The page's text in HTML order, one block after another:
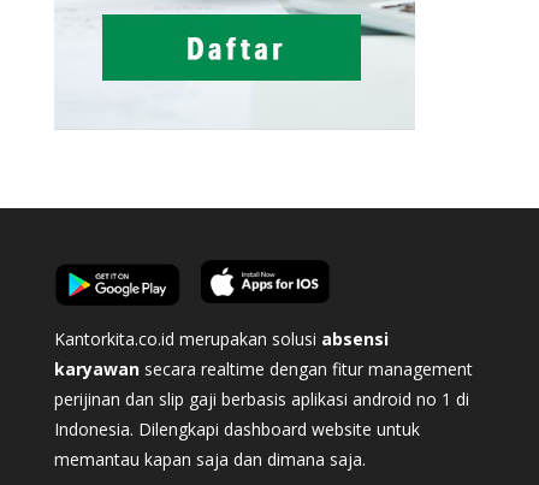
Kantorkita.co.id merupakan solusi absensi
karyawan secara realtime dengan fitur management
perijinan dan slip gaji berbasis aplikasi android no 1 di
Indonesia. Dilengkapi dashboard website untuk
memantau kapan saja dan dimana saja.